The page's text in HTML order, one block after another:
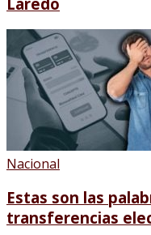
Nacional
Estas son las
transferencias